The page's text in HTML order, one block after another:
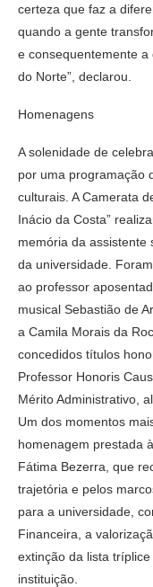
certeza que faz a
quando a gente
e consequentemente
do Norte”, declarou.
Homenagens
A solenidade de
por uma programação
culturais. A Camerata
Inácio da Costa”
memória da assistente
da universidade.
ao professor
musical Sebastião de
a Camila Morais da
concedidos títulos
Professor Honoris
Mérito Administrativo,
Um dos momentos
homenagem prestada
Fátima Bezerra, que
trajetória e pelos
para a universidade,
Financeira, a
extinção da lista
instituição.